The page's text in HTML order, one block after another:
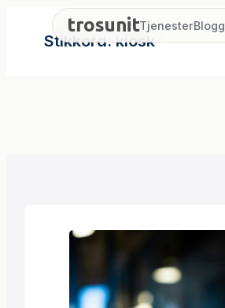
Stikkord:kiosk
trosunitTjenesterBlogg